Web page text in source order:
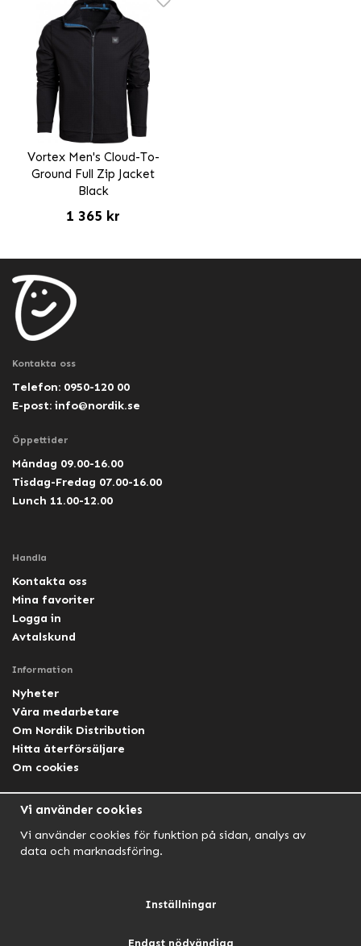
Vortex Men's Cloud-To-
Ground Full Zip Jacket
Black
1 365 kr
Kontakta oss
Telefon: 0950-120 00
E-post: info@nordik.se
Öppettider
Måndag 09.00-16.00
Tisdag-Fredag 07.00-16.00
Lunch 11.00-12.00
Handla
Kontakta oss
Mina favoriter
Logga in
Avtalskund
Information
Nyheter
Våra medarbetare
Om Nordik Distribution
Hitta återförsäljare
Om cookies
Facebook Lightforce Sweden
Vi använder cookies
Vi använder cookies för funktion på sidan, analys av
data och marknadsföring.
Inställningar
Endast nödvändiga